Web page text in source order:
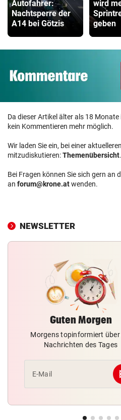
Autofahrer:
Nachtsperre der
A14 bei Götzis
wird
geben
Da dieser Artikel älter als 18
kein Kommentieren mehr möglich.
Wir laden Sie ein, bei einer
mitzudiskutieren:Themenübersicht.
Bei Fragen können Sie sich gern an
an forum@krone.atwenden.
NEWSLETTER
Guten Morgen
Morgens topinformiert über
Nachrichten des Tages
E-Mail